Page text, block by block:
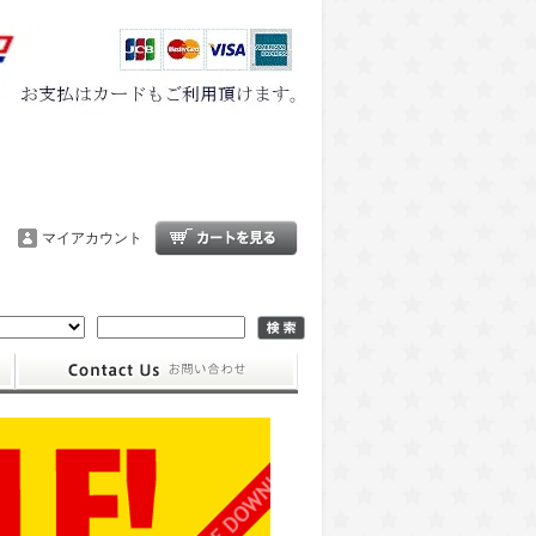
マイアカウント